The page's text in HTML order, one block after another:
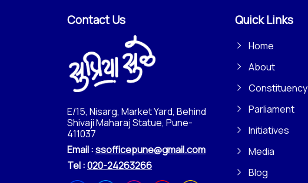
Contact Us
E/15, Nisarg, Market Yard, Behind
Shivaji Maharaj Statue, Pune-
411037
Email :ssofficepune@gmail.com
Tel :020-24263266
Quick Links
Home
About
Constituency
Parliament
Initiatives
Media
Blog